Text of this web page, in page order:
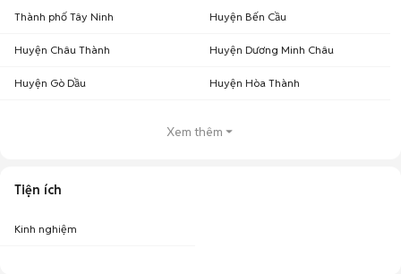
Thành phố Tây Ninh Huyện Bến Cầu
Huyện Châu Thành Huyện Dương Minh Châu
Huyện Gò Dầu Huyện Hòa Thành
Xem thêm
Tiện ích
Kinh nghiệm